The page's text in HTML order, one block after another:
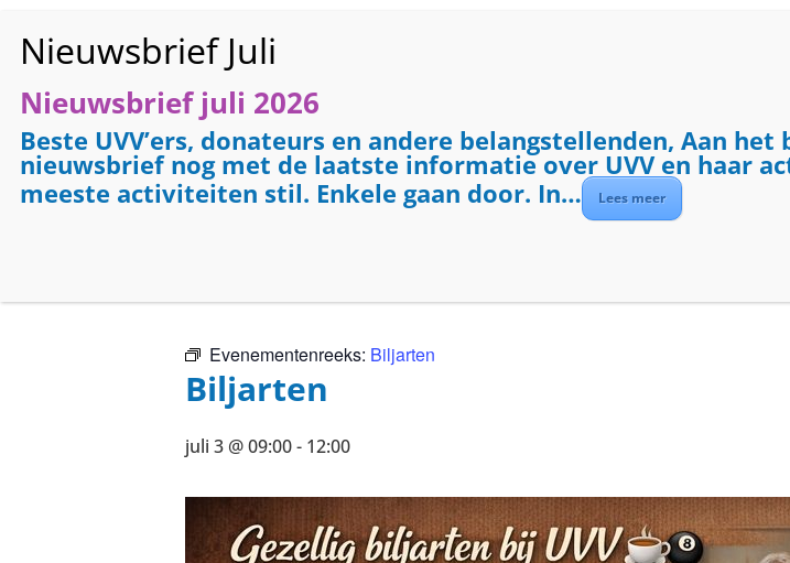
Evenementenreeks: Biljarten
Biljarten
juli 3 @ 09:00- 12:00
Nieuwsbrief juli 2026
Beste UVV’ers, donateurs en andere belangstellenden, Aan
nieuwsbrief nog met de laatste informatie over UVV en haar
meeste activiteiten stil. Enkele gaan door. In…
Lees meer